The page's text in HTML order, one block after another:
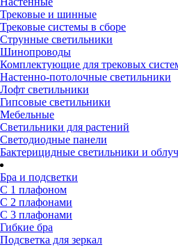
Трековые и шинные
Трековые системы в сборе
Струнные светильники
Шинопроводы
Комплектующие для трековых
Настенно-потолочные светильники
Лофт светильники
Гипсовые светильники
Мебельные
Светильники для растений
Светодиодные панели
Бактерицидные светильники и
Бра и подсветки
С 1 плафоном
С 2 плафонами
С 3 плафонами
Гибкие бра
Подсветка для зеркал